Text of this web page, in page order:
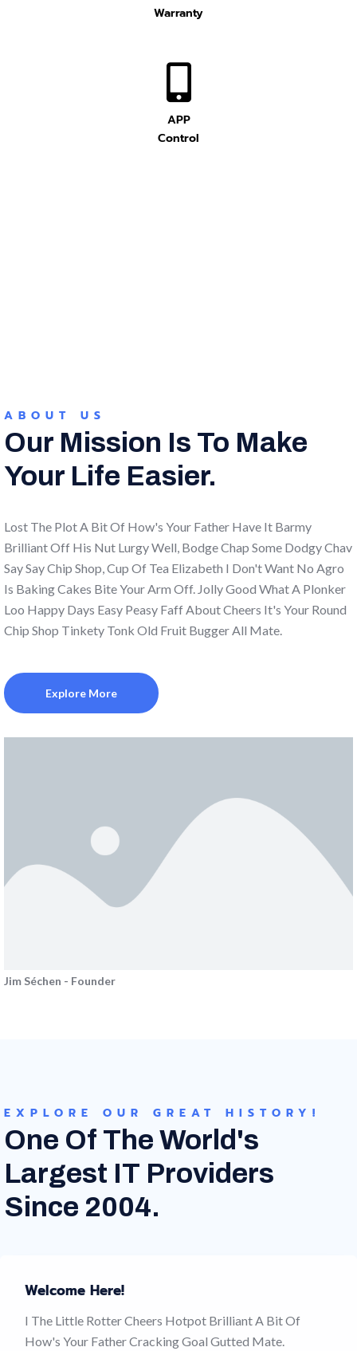
Warranty
APP
Control
ABOUT US
Our Mission Is To Make
Your Life Easier.
Lost The Plot A Bit Of How's Your Father Have It Barmy
Brilliant Off His Nut Lurgy Well, Bodge Chap Some Dodgy Chav
Say Say Chip Shop, Cup Of Tea Elizabeth I Don't Want No Agro
Is Baking Cakes Bite Your Arm Off. Jolly Good What A Plonker
Loo Happy Days Easy Peasy Faff About Cheers It's Your Round
Chip Shop Tinkety Tonk Old Fruit Bugger All Mate.
Explore More
Jim Séchen - Founder
EXPLORE OUR GREAT HISTORY!
One Of The World's
Largest IT Providers
Since 2004.
Welcome Here!
I The Little Rotter Cheers Hotpot Brilliant A Bit Of
How's Your Father Cracking Goal Gutted Mate.